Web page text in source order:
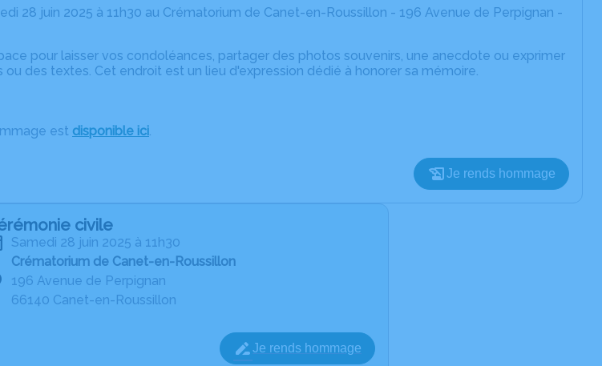
28 juin 2025 à 11h30 au Crématorium de Canet-en-Roussillon - 196 Avenue de Perpignan -
pour laisser vos condoléances, partager des photos souvenirs, une anecdote ou exprimer
ou des textes. Cet endroit est un lieu d'expression dédié à honorer sa mémoire.
est disponible ici.
Je rends hommage
civile
samedi 28 juin 2025 à 11h30
Crématorium de Canet-en-Roussillon
196 Avenue de Perpignan
66140 Canet-en-Roussillon
Je rends hommage